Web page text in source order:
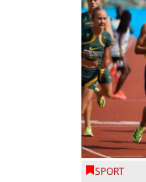
SPORT